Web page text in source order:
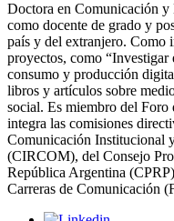
Doctora en Comunicación
como docente de grado y
país y del extranjero. Como
proyectos, como “Investigar
consumo y producción
libros y artículos sobre
social. Es miembro del
integra las comisiones
Comunicación Institucional
(CIRCOM), del Consejo
República Argentina
Carreras de Comunicación